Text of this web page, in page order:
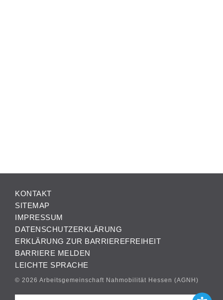
KONTAKT
SITEMAP
IMPRESSUM
DATENSCHUTZERKLÄRUNG
ERKLÄRUNG ZUR BARRIEREFREIHEIT
BARRIERE MELDEN
LEICHTE SPRACHE
© 2026 Arbeitsgemeinschaft Nahmobilität Hessen (AGNH)